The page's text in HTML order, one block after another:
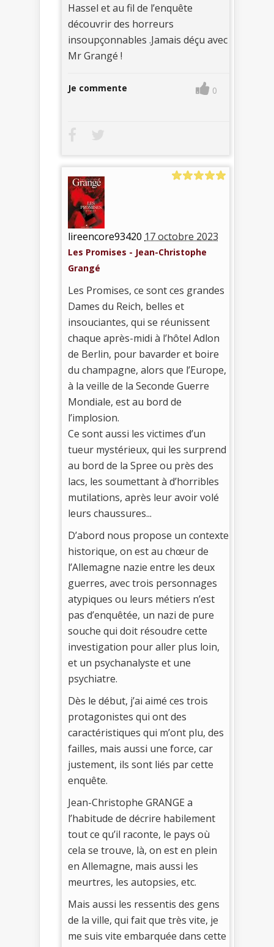
Hassel et au fil de l’enquête
découvrir des horreurs
insoupçonnables .Jamais déçu avec
Mr Grangé !
Je commente 0
lireencore93420 17 octobre 2023
Les Promises - Jean-Christophe
Grangé
Les Promises, ce sont ces grandes
Dames du Reich, belles et
insouciantes, qui se réunissent
chaque après-midi à l’hôtel Adlon
de Berlin, pour bavarder et boire
du champagne, alors que l’Europe,
à la veille de la Seconde Guerre
Mondiale, est au bord de
l’implosion.
Ce sont aussi les victimes d’un
tueur mystérieux, qui les surprend
au bord de la Spree ou près des
lacs, les soumettant à d’horribles
mutilations, après leur avoir volé
leurs chaussures...
D’abord nous propose un contexte
historique, on est au chœur de
l’Allemagne nazie entre les deux
guerres, avec trois personnages
atypiques ou leurs métiers n’est
pas d’enquêtée, un nazi de pure
souche qui doit résoudre cette
investigation pour aller plus loin,
et un psychanalyste et une
psychiatre.
Dès le début, j’ai aimé ces trois
protagonistes qui ont des
caractéristiques qui m’ont plu, des
failles, mais aussi une force, car
justement, ils sont liés par cette
enquête.
Jean-Christophe GRANGE a
l’habitude de décrire habilement
tout ce qu’il raconte, le pays où
cela se trouve, là, on est en plein
en Allemagne, mais aussi les
meurtres, les autopsies, etc.
Mais aussi les ressentis des gens
de la ville, qui fait que très vite, je
me suis vite embarquée dans cette